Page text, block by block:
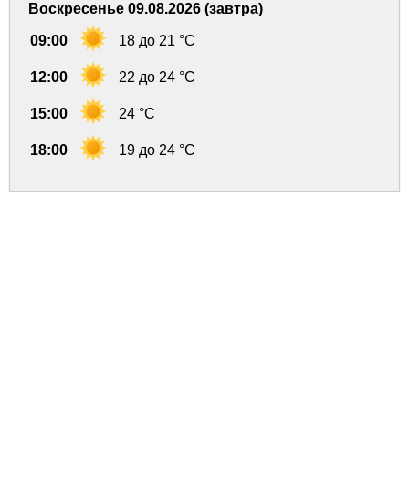
Воскресенье 09.08.2026 (завтра)
09:00 18 до 21 °C
12:00 22 до 24 °C
15:00 24 °C
18:00 19 до 24 °C